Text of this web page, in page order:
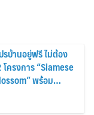
รบ้านอยู่ฟรี ไม่ต้อง
ครงการ “Siamese
พร้อม
ง 31 สิงหาคม